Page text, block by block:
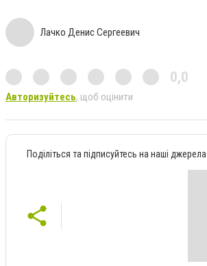
Лачко Денис Сергеевич
0,0
Авторизуйтесь, щоб оцінити
Поділіться та підписуйтесь на наші джерела